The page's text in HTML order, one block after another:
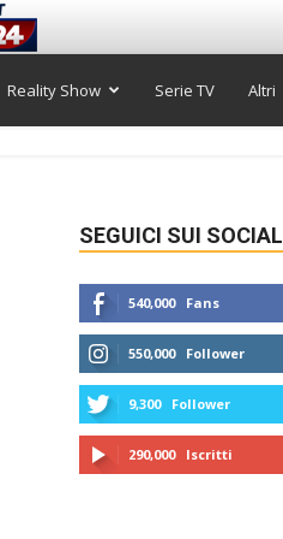
Reality Show Serie TV Altri
SEGUICI SUI SOCIAL
540,000 Fans
550,000 Follower
9,300 Follower
290,000 Iscritti